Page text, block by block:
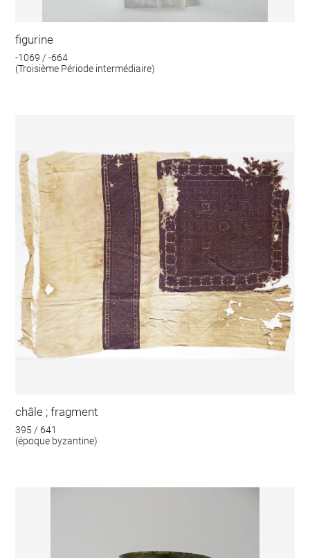
figurine
-1069 / -664
(Troisième Période intermédiaire)
châle ; fragment
395 / 641
(époque byzantine)